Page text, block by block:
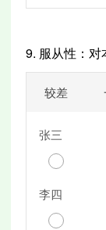
9. 服从性：
较差
张三
李四